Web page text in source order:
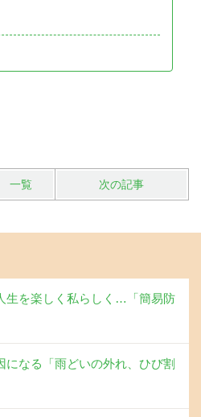
一覧 次の記事
生を楽しく私らしく…「簡易防
になる「雨どいの外れ、ひび割